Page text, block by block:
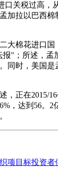
关税过高，从
加拉以巴西
棉花进口国
"；所述，孟
同时，美国
正在2015/16
，达到56。2
项目标投资者